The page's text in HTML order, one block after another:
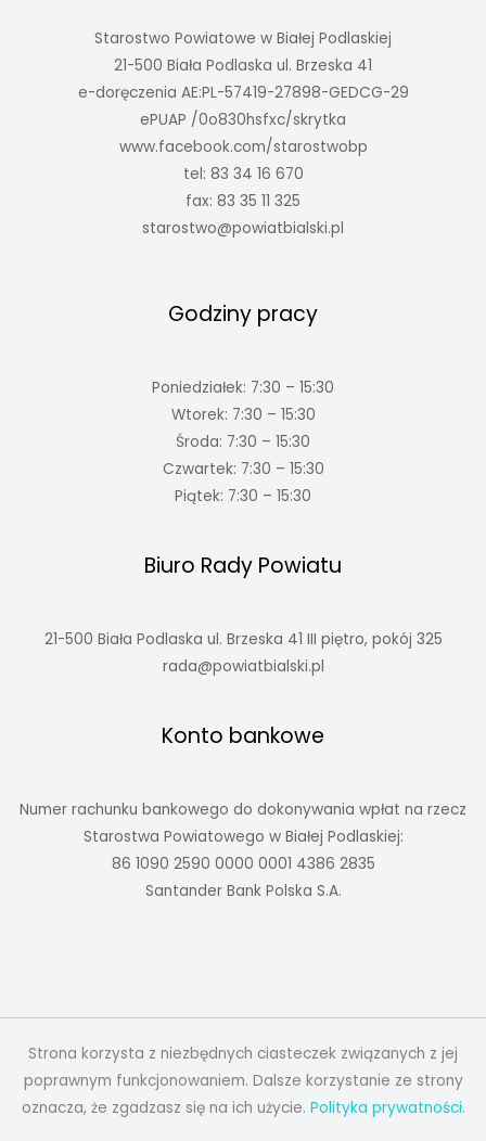
Starostwo Powiatowe w Białej Podlaskiej
21-500 Biała Podlaska ul. Brzeska 41
e-doręczenia AE:PL-57419-27898-GEDCG-29
ePUAP /0o830hsfxc/skrytka
www.facebook.com/starostwobp
tel: 83 34 16 670
fax: 83 35 11 325
starostwo@powiatbialski.pl
Godziny pracy
Poniedziałek: 7:30 – 15:30
Wtorek: 7:30 – 15:30
Środa: 7:30 – 15:30
Czwartek: 7:30 – 15:30
Piątek: 7:30 – 15:30
Biuro Rady Powiatu
21-500 Biała Podlaska ul. Brzeska 41 III piętro, pokój 325
rada@powiatbialski.pl
Konto bankowe
Numer rachunku bankowego do dokonywania wpłat na rzecz
Starostwa Powiatowego w Białej Podlaskiej:
86 1090 2590 0000 0001 4386 2835
Santander Bank Polska S.A.
Strona korzysta z niezbędnych ciasteczek związanych z jej
poprawnym funkcjonowaniem. Dalsze korzystanie ze strony
oznacza, że zgadzasz się na ich użycie. Polityka prywatności.